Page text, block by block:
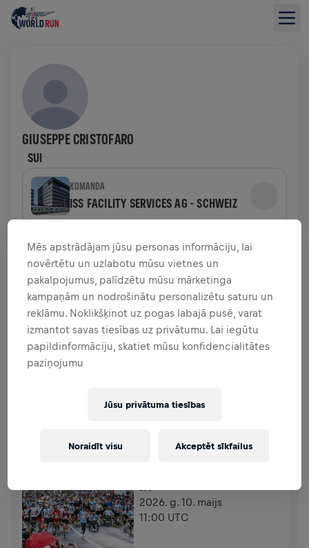
GIUSEPPE CRISTOFARO
SUI
KOMANDA
ISS FACILITY SERVICES AG - SCHWEIZ
LĪDZEKĻU VĀKŠANAS PĀRSKATS
0,00 $ SAVĀKTI NO 0,00 $ MĒRĶIS
FUNDRAISING ZIEDOT
Ziedo, lai radītu pārmaiņas! 100% no tava ziedojuma
tiks novirzīti mugurkaula smadzeņu izpētei.
2026. g. 10. maijs
11:00 UTC
Mēs apstrādājam jūsu personas informāciju, lai
novērtētu un uzlabotu mūsu vietnes un
pakalpojumus, palīdzētu mūsu mārketinga
kampaņām un nodrošinātu personalizētu saturu un
reklāmu. Noklikšķinot uz pogas labajā pusē, varat
izmantot savas tiesības uz privātumu. Lai iegūtu
papildinformāciju, skatiet mūsu konfidencialitātes
paziņojumu
Jūsu privātuma tiesības
Noraidīt visu Akceptēt sīkfailus